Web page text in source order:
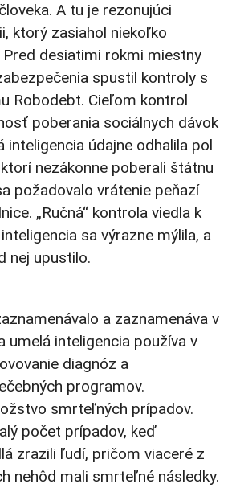
A tu je rezonujúci
ktorý zasiahol niekoľko
desiatimi rokmi miestny
spustil kontroly s
Robodebt. Cieľom kontrol
poberania sociálnych dávok
inteligencia údajne odhalila pol
nezákonne poberali štátnu
požadovalo vrátenie peňazí
„Ručná“ kontrola viedla k
sa výrazne mýlila, a
nej upustilo.
a zaznamenáva v
umelá inteligencia používa v
diagnóz a
programov.
smrteľných prípadov.
počet prípadov, keď
zrazili ľudí, pričom viaceré z
nehôd mali smrteľné následky.